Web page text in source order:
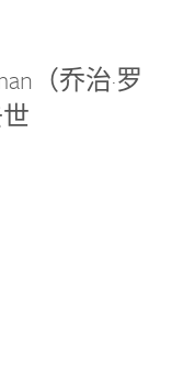
（乔治·罗